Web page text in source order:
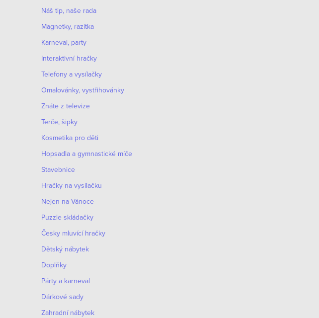
Náš tip, naše rada
Magnetky, razítka
Karneval, party
Interaktivní hračky
Telefony a vysílačky
Omalovánky, vystřihovánky
Znáte z televize
Terče, šipky
Kosmetika pro děti
Hopsadla a gymnastické míče
Stavebnice
Hračky na vysílačku
Nejen na Vánoce
Puzzle skládačky
Česky mluvící hračky
Dětský nábytek
Doplňky
Párty a karneval
Dárkové sady
Zahradní nábytek